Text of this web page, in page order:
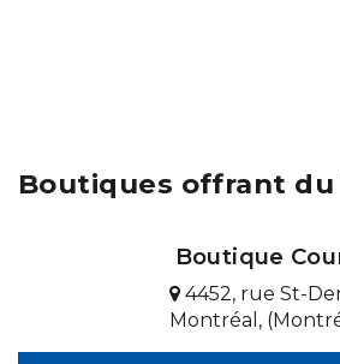
Boutiques offrant du
Boutique
4452, rue St-
Montréal,